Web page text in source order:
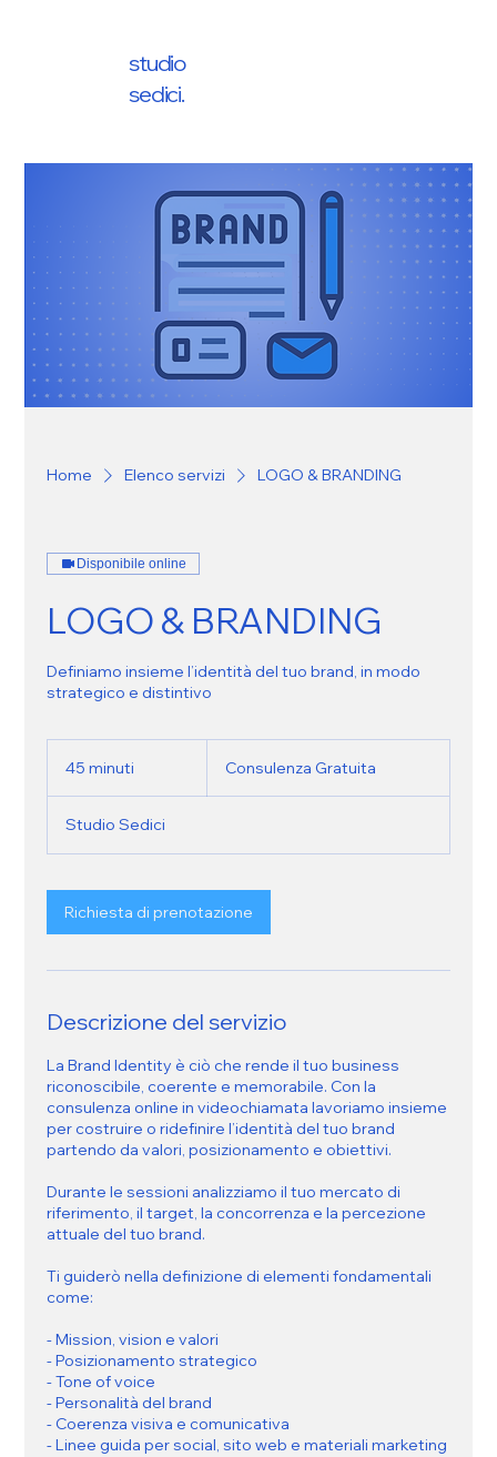
studio
sedici.
Home Elenco servizi LOGO & BRANDING
Disponibile online
LOGO & BRANDING
Definiamo insieme l’identità del tuo brand, in modo
strategico e distintivo
45 minuti
i
n
t
i
Consulenza Gratuita
Studio Sedici
Richiesta di prenotazione
Descrizione del servizio
La Brand Identity è ciò che rende il tuo business
riconoscibile, coerente e memorabile. Con la
consulenza online in videochiamata lavoriamo insieme
per costruire o ridefinire l’identità del tuo brand
partendo da valori, posizionamento e obiettivi.
Durante le sessioni analizziamo il tuo mercato di
riferimento, il target, la concorrenza e la percezione
attuale del tuo brand.
Ti guiderò nella definizione di elementi fondamentali
come:
- Mission, vision e valori
- Posizionamento strategico
- Tone of voice
- Personalità del brand
- Coerenza visiva e comunicativa
- Linee guida per social, sito web e materiali marketing